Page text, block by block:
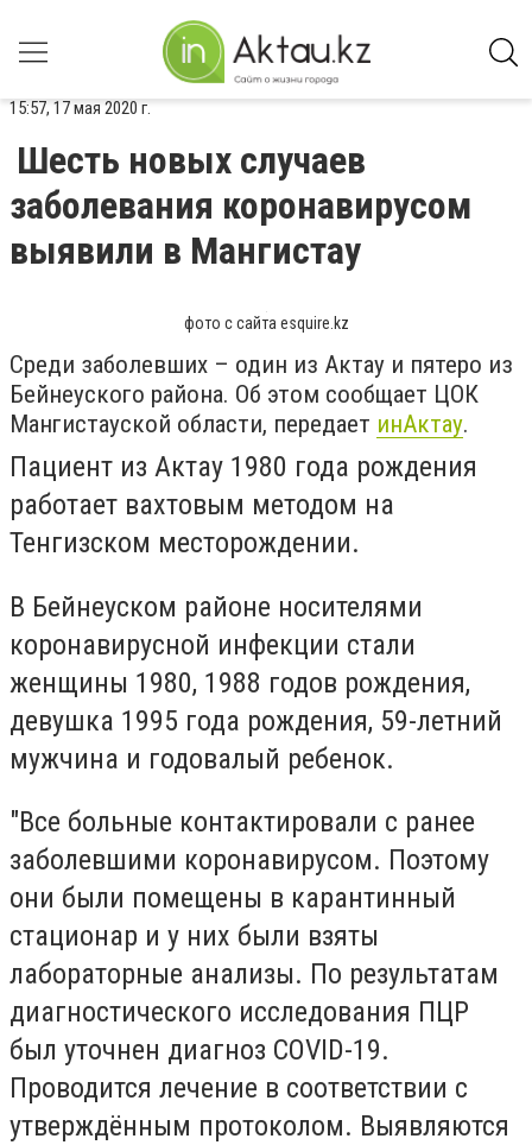
15:57, 17 мая 2020 г.
Шесть новых случаев
заболевания коронавирусом
выявили в Мангистау
фото с сайта esquire.kz
Среди заболевших – один из Актау и пятеро из
Бейнеуского района. Об этом сообщает ЦОК
Мангистауской области, передает инАктау.
Пациент из Актау 1980 года рождения
работает вахтовым методом на
Тенгизском месторождении.
В Бейнеуском районе носителями
коронавирусной инфекции стали
женщины 1980, 1988 годов рождения,
девушка 1995 года рождения, 59-летний
мужчина и годовалый ребенок.
"Все больные контактировали с ранее
заболевшими коронавирусом. Поэтому
они были помещены в карантинный
стационар и у них были взяты
лабораторные анализы. По результатам
диагностического исследования ПЦР
был уточнен диагноз COVID-19.
Проводится лечение в соответствии с
утверждённым протоколом. Выявляются